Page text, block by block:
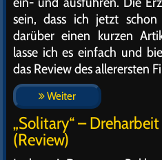
sein, dass ich jetzt
darüber einen kurzen
lasse ich es einfach und
das Review des allerersten
Weiter
„Solitary“ – Dreharbeit
(Review)